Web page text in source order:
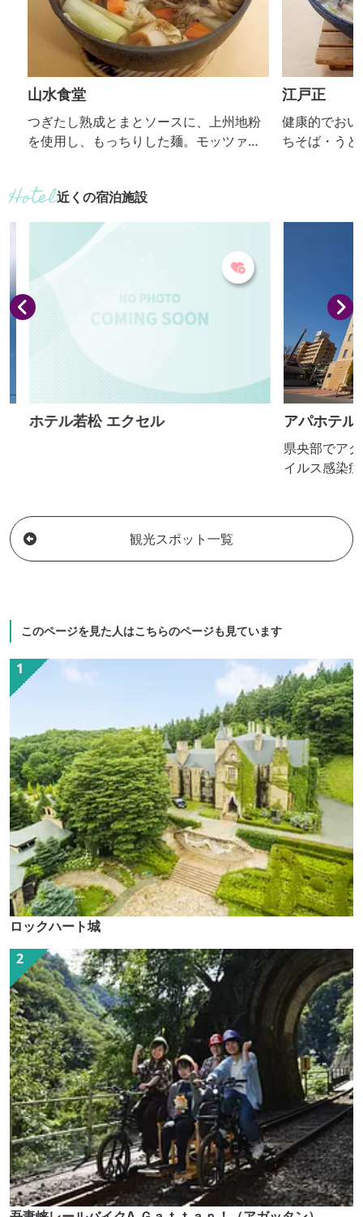
山水食堂
つぎたし熟成とまとソースに、上州地粉
を使用し、もっちりした麺。モッツァレ
年】
江戸正
健康的でおい
ちそば・うど
近くの宿泊施設
ホテル若松 エクセル アパホテル〈
県央部でアク
イルス感染症
約6分 全室Wi-
認定制度サク
もてなし規格
観光スポット一覧
このページを見た人はこちらのページも見ています
ロックハート城